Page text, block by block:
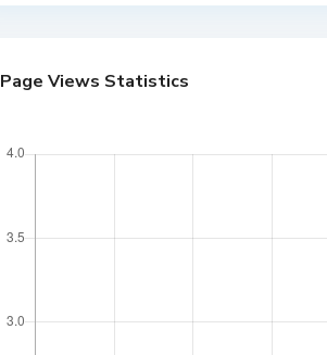
Page Views Statistics